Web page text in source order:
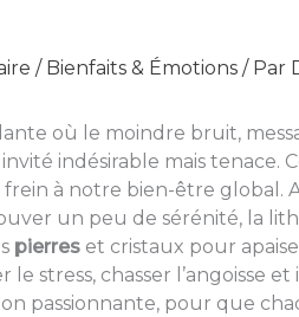
/ Bienfaits & Émotions/ Par
où le moindre bruit,
indésirable mais tenace.
à notre bien-être global.
un peu de sérénité, la
pierreset cristaux pour
stress, chasser l’angoisse
passionnante, pour que